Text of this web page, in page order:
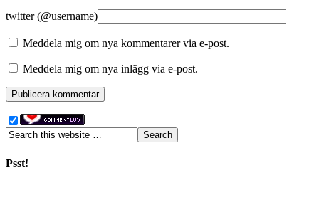
twitter (@username)
Meddela mig om nya kommentarer via e-post.
Meddela mig om nya inlägg via e-post.
Psst!